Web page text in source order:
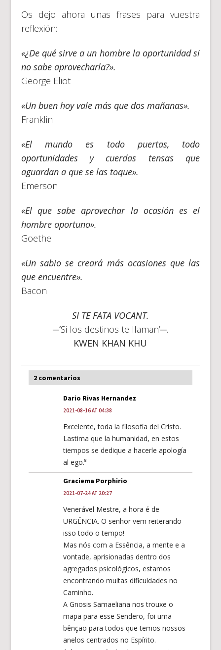
Os dejo ahora unas frases para vuestra
reflexión:
«¿De qué sirve a un hombre la oportunidad si
no sabe aprovecharla?».
George Eliot
«Un buen hoy vale más que dos mañanas».
Franklin
«El mundo es todo puertas, todo
oportunidades y cuerdas tensas que
aguardan a que se las toque».
Emerson
«El que sabe aprovechar la ocasión es el
hombre oportuno».
Goethe
«Un sabio se creará más ocasiones que las
que encuentre».
Bacon
SI TE FATA VOCANT.
─‘Si los destinos te llaman’─.
KWEN KHAN KHU
2 comentarios
Dario Rivas Hernandez
2021-08-16 AT 04:38
Excelente, toda la filosofía del Cristo.
Lastima que la humanidad, en estos
tiempos se dedique a hacerle apología
al ego.⁸
Graciema Porphirio
2021-07-24 AT 20:27
Venerável Mestre, a hora é de
URGÊNCIA. O senhor vem reiterando
isso todo o tempo!
Mas nós com a Essência, a mente e a
vontade, aprisionadas dentro dos
agregados psicológicos, estamos
encontrando muitas dificuldades no
Caminho.
A Gnosis Samaeliana nos trouxe o
mapa para esse Sendero, foi uma
bênção para todos que temos nossos
anelos centrados no Espírito.